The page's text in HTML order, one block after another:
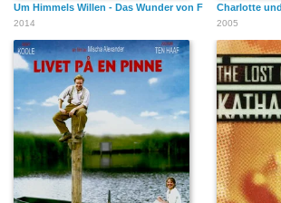
Um Himmels Willen - Das Wunder von Fatima
2014
Charlotte
2005